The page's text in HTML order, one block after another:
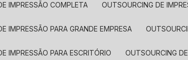
IMPRESSÃO COMPLETA OUTSOURCING DE
IMPRESSÃO PARA GRANDE EMPRESA
IMPRESSÃO PARA ESCRITÓRIO OUTSOURCING